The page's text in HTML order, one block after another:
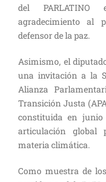
del PARLATINO
agradecimiento al
defensor de la paz.
Asimismo, el
una invitación a la
Alianza
Transición Justa
constituida en
articulación global
materia climática.
Como muestra de